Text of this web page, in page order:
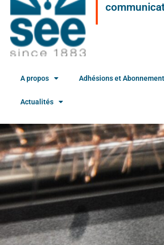
A propos Adhésions et
Actualités